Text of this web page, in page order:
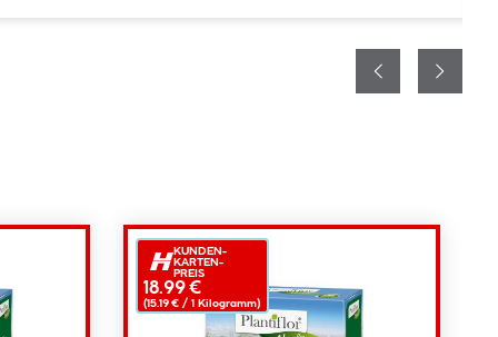
KUNDEN-
KARTEN-
PREIS
18.99 €
(15.19 € / 1 Kilogramm)